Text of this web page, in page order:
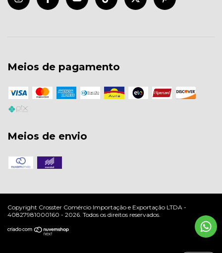
Meios de pagamento
Meios de envio
Copyright Crosster Comércio Importação e Exportação LTDA -
40827981000160 - 2026. Todos os direitos reservados.